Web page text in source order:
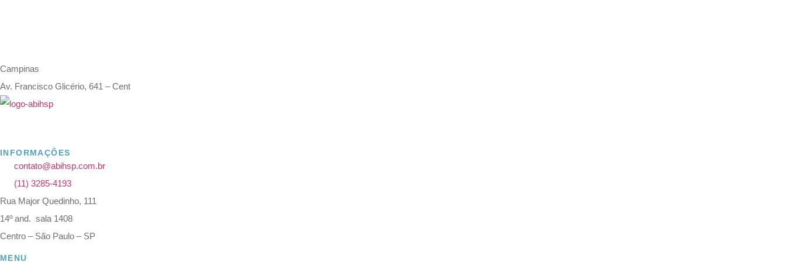
Campinas
Av. Francisco Glicério, 641 – Cent
INFORMAÇÕES
contato@abihsp.com.br
(11) 3285-4193
Rua Major Quedinho, 111
14º and. sala 1408
Centro – São Paulo – SP
MENU